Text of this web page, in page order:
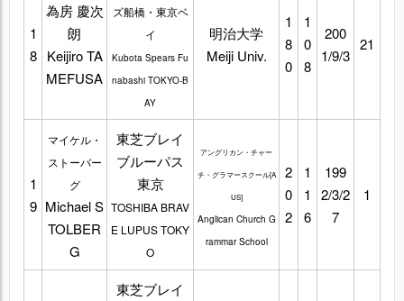
1
8
為房 慶次
朗
Keijiro TA
MEFUSA
ズ船橋・東京ベ
イ
Kubota Spears Fu
nabashi TOKYO-B
AY
明治大学
Meiji Univ.
1
8
0
1
0
8
200
1/9/3
21
1
9
マイケル・
ストーバー
グ
Michael S
TOLBER
G
東芝ブレイ
ブルーパス
東京
TOSHIBA BRAV
E LUPUS TOKY
O
アングリカン・チャー
チ・グラマースクール[A
US]
Anglican Church G
rammar School
2
0
2
1
1
6
199
2/3/2
7
1
東芝ブレイ